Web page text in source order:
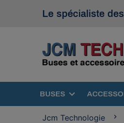
Le spécialiste
BUSES
Jcm Technologie